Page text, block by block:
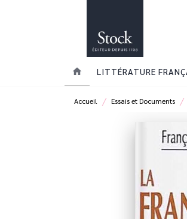
home LITTÉRATURE
Accueil / Essais et Documents /